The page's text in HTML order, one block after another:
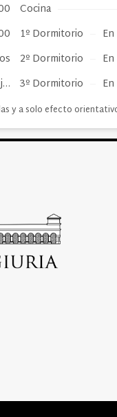
Cocina
1º Dormitorio
2º Dormitorio
3º Dormitorio
y a solo efecto